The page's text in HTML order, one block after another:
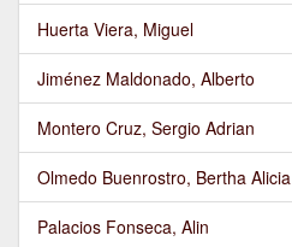
Huerta Viera, Miguel
Jiménez Maldonado, Alberto
Montero Cruz, Sergio Adrian
Olmedo Buenrostro, Bertha Alicia
Palacios Fonseca, Alin